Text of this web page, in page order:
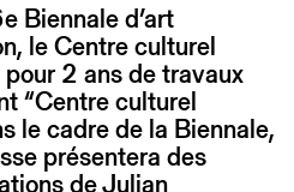
Biennale d’art
le Centre culturel
2 ans de travaux
“Centre culturel
le cadre de la Biennale,
présentera des
de Julian